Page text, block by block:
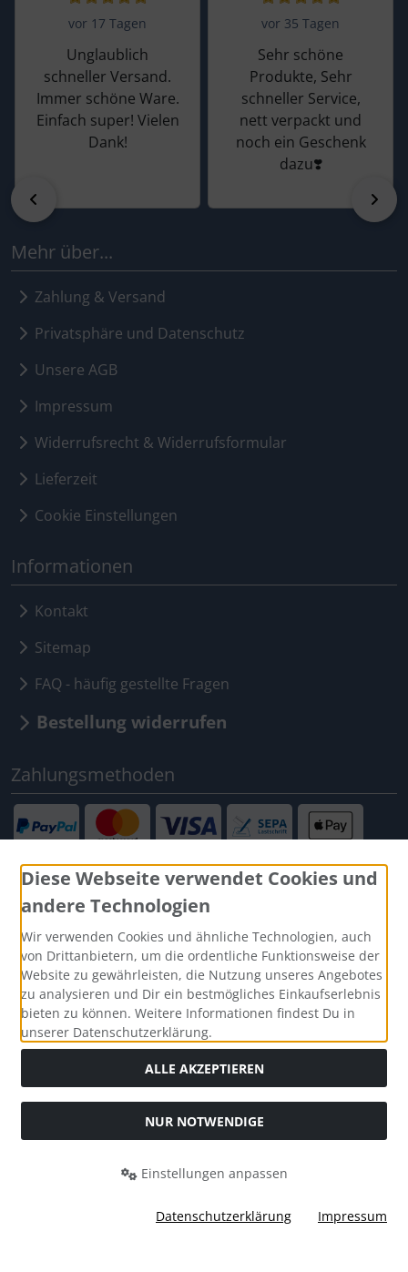
vor 17 Tagen
Unglaublich
schneller Versand.
Immer schöne Ware.
Einfach super! Vielen
Dank!
vor 35 Tagen
Sehr schöne
Produkte, Sehr
schneller Service,
nett verpackt und
noch ein Geschenk
dazu❣️
vor
Mehr über...
Zahlung & Versand
Privatsphäre und Datenschutz
Unsere AGB
Impressum
Widerrufsrecht & Widerrufsformular
Lieferzeit
Cookie Einstellungen
Informationen
Kontakt
Sitemap
FAQ - häufig gestellte Fragen
Bestellung widerrufen
Zahlungsmethoden
Social Media
Alle Preise inkl. gesetzl. MwSt. zzgl.Versandkosten. Die
bei Knautschmops.de.
Diese Webseite verwendet Cookies und
andere Technologien
Wir verwenden Cookies und ähnliche Technologien, auch
von Drittanbietern, um die ordentliche Funktionsweise der
Website zu gewährleisten, die Nutzung unseres Angebotes
zu analysieren und Dir ein bestmögliches Einkaufserlebnis
bieten zu können. Weitere Informationen findest Du in
unserer Datenschutzerklärung.
ALLE AKZEPTIEREN
NUR NOTWENDIGE
Einstellungen anpassen
Datenschutzerklärung Impressum